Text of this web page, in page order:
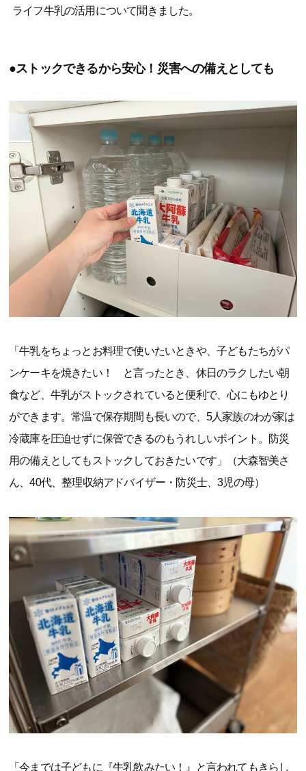
ライフ牛乳の活用について聞きました。
●ストックできるから安心！災害への備えとしても
「牛乳をちょっとお料理で使いたいときや、子どもたちがパ
ンケーキを焼きたい！ と言ったとき、休日のラクしたい朝
食など、牛乳がストックされていると便利で、心にもゆとり
ができます。常温で保存期間も長いので、5人家族のわが家は
冷蔵庫を圧迫せずに保管できるのもうれしいポイント。防災
用の備えとしてもストックしておきたいです」（大森智美さ
ん、40代、整理収納アドバイザー・防災士、3児の母）
「今までは子どもに『牛乳飲みたい！』と言われてもきらし